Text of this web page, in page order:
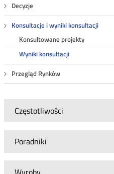
Decyzje
Konsultacje i wyniki konsultacji
Konsultowane projekty
Wyniki konsultacji
Przegląd Rynków
Częstotliwości
Poradniki